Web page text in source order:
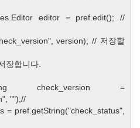
editor = pref.edit(); //
version); // 저장할
장합니다.
check_version =
"");//
= pref.getString("check_status",